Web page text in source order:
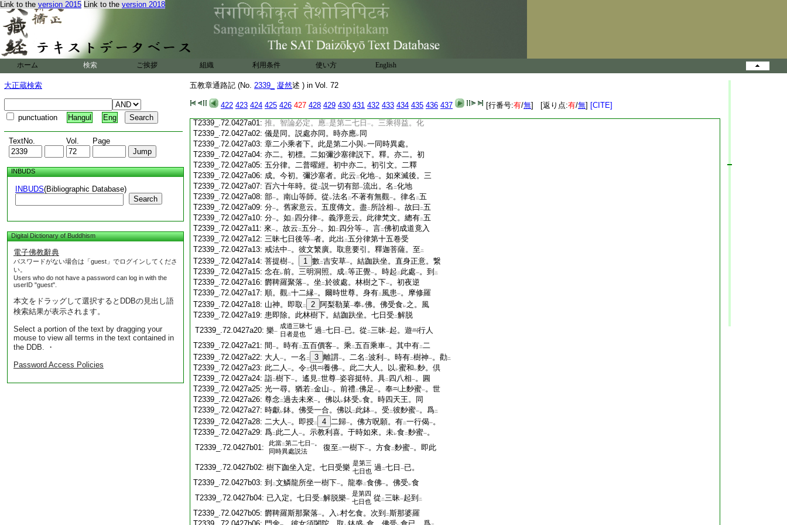
Link to the version 2015 Link to the version 2018
ホーム 検索 ご挨拶 組織 利用条件 使い方 English
大正蔵検索
punctuation Hangul Eng
TextNo. Vol. Page
INBUDS
INBUDS(Bibliographic Database)
Search
Digital Dictionary of Buddhism
電子佛教辭典
パスワードがない場合は「guest」でログインしてくださ
い。
Users who do not have a password can log in with the
userID "guest".
本文をドラッグして選択するとDDBの見出し語
検索結果が表示されます。
Select a portion of the text by dragging your
mouse to view all terms in the text contained in
the DDB. ・
Password Access Policies
五教章通路記 (No. 2339_ 凝然述 ) in Vol. 72
422 423 424 425 426 427 428 429 430 431 432 433 434 435 436 437 [行番号:有/無] [返り点:有/無] [CITE]
T2339_.72.0426c19:教行人。因 二權教 一各獲レ利。故有教有人也。
T2339_.72.0426c20:能説之教主示現。爲 三教之佛菩薩 。令
T2339_.72.0426c21: 慕 果行 因。因行既成。則無 二
T2339_.72.0426c22:縁感便應。縁謝便息。空拳誑 小兒 一 。引將還
家。手中實無 物也。三教化主。皆亦如レ是
或可。三乘教中無二實證地一。若談二十地佛
T2339_.72.0426c25:果 。竝是教道門也。若依 。入 初地
T2339_.72.0426c26:入 一乘 一
。況其佛果。即十佛境
T2339_.72.0426c27:章解云以此教證下。二結示。第二七日者。此
T2339_.72.0426c28: 當二密迹經 一。言二 七日思惟已一故 問。大品智
T2339_.72.0427a01: 推。智論必定。應二 是第二七日 一。三乘得益。化
T2339_.72.0427a02: 儀是同。説處亦同。時亦應レ 同
T2339_.72.0427a03: 章二小乘者下。此是第二小與レ一同時異處。
T2339_.72.0427a04: 亦二。初標。二如彌沙塞律説下。釋。亦二。初
T2339_.72.0427a05: 五分律。二普曜經。初中亦二。初引文。二釋
T2339_.72.0427a06: 成。今初。彌沙塞者。此云 二化地一。如來滅後。三
T2339_.72.0427a07: 百六十年時。從 二説一切有部一流出。名 二化地
T2339_.72.0427a08: 部一。南山等師。從 レ法名 二不著有無觀一。律名 二五
T2339_.72.0427a09: 分一。舊家意云。五度傳文。盡二 所詮相一。故曰 二五
T2339_.72.0427a10: 分一。如 二 四分律一。義淨意云。此律梵文。總有二五
T2339_.72.0427a11: 來一。故云 二五分一。如 二 四分等一。言二佛初成道竟入
T2339_.72.0427a12: 三昧七日後等一者。此出 二五分律第十五卷受
T2339_.72.0427a13: 戒法中一。彼文繁廣。取意要引。釋迦菩薩。至 二
T2339_.72.0427a14: 菩提樹一。 1 數二吉安草一。結跏趺坐。直身正意。繋
T2339_.72.0427a15: 念在レ前。三明洞照。成二等正覺一。時起 二 此處一。到 二
T2339_.72.0427a16: 欝鞞羅聚落一。坐 二於彼處。林樹之下一。初夜逆
T2339_.72.0427a17: 順。觀二十二縁一。爾時世尊。身有二 風患一。摩修羅
T2339_.72.0427a18: 山神。即取 二 2 阿梨勒菓一奉レ佛。佛受食レ之。風
T2339_.72.0427a19: 患即除。此林樹下。結跏趺坐。七日受 二解脱
T2339_.72.0427a20: 樂一
成道三昧七
日者是也
過 二七日 一已。從 二三昧一起。遊
行人
T2339_.72.0427a21: 間 一。時有二五百價客一。乘 二五百乘車一。其中有二二
T2339_.72.0427a22: 大人 一。一名 二 3 離謂一。二名 二波利 一。時有二樹神一。勸二
T2339_.72.0427a23: 此二人 一。令三供 養佛一。此二大人。以 レ蜜和 レ麨。倶
T2339_.72.0427a24: 詣二樹下一。遙見二世尊一姿容挺特。具二 四八相一。圓
T2339_.72.0427a25: 光一尋。猶若二金山一。前禮 二佛足 一。奉 上麨蜜一。世
T2339_.72.0427a26: 尊念二過去未來一。佛以 レ鉢受 レ食。時四天王。同
T2339_.72.0427a27: 時獻レ鉢。佛受一合。佛以 二 此鉢一。受 二彼麨蜜一。爲二
T2339_.72.0427a28: 二大人 一。即授二 4 二歸一。佛方呪願。有二一行偈一。
T2339_.72.0427a29: 爲二 此二人 一。示教利喜。于時如來。未レ食二麨蜜一。
T2339_.72.0427b01:
此當二第二七日 一 。
同時異處説法
復至 二一樹下一。方食二麨蜜一。即此
T2339_.72.0427b02: 樹下跏坐入定。七日受樂 是第三
七日也 過 二七日 一已。
T2339_.72.0427b03: 到 二文鱗龍所坐一樹下一。龍奉二食佛一。佛受 レ食
T2339_.72.0427b04: 已入定。七日受 二解脱樂一
是第四
七日也 從 二三昧一起到 二
T2339_.72.0427b05: 欝鞞羅斯那聚落一。入 レ村乞食。次到 二斯那婆羅